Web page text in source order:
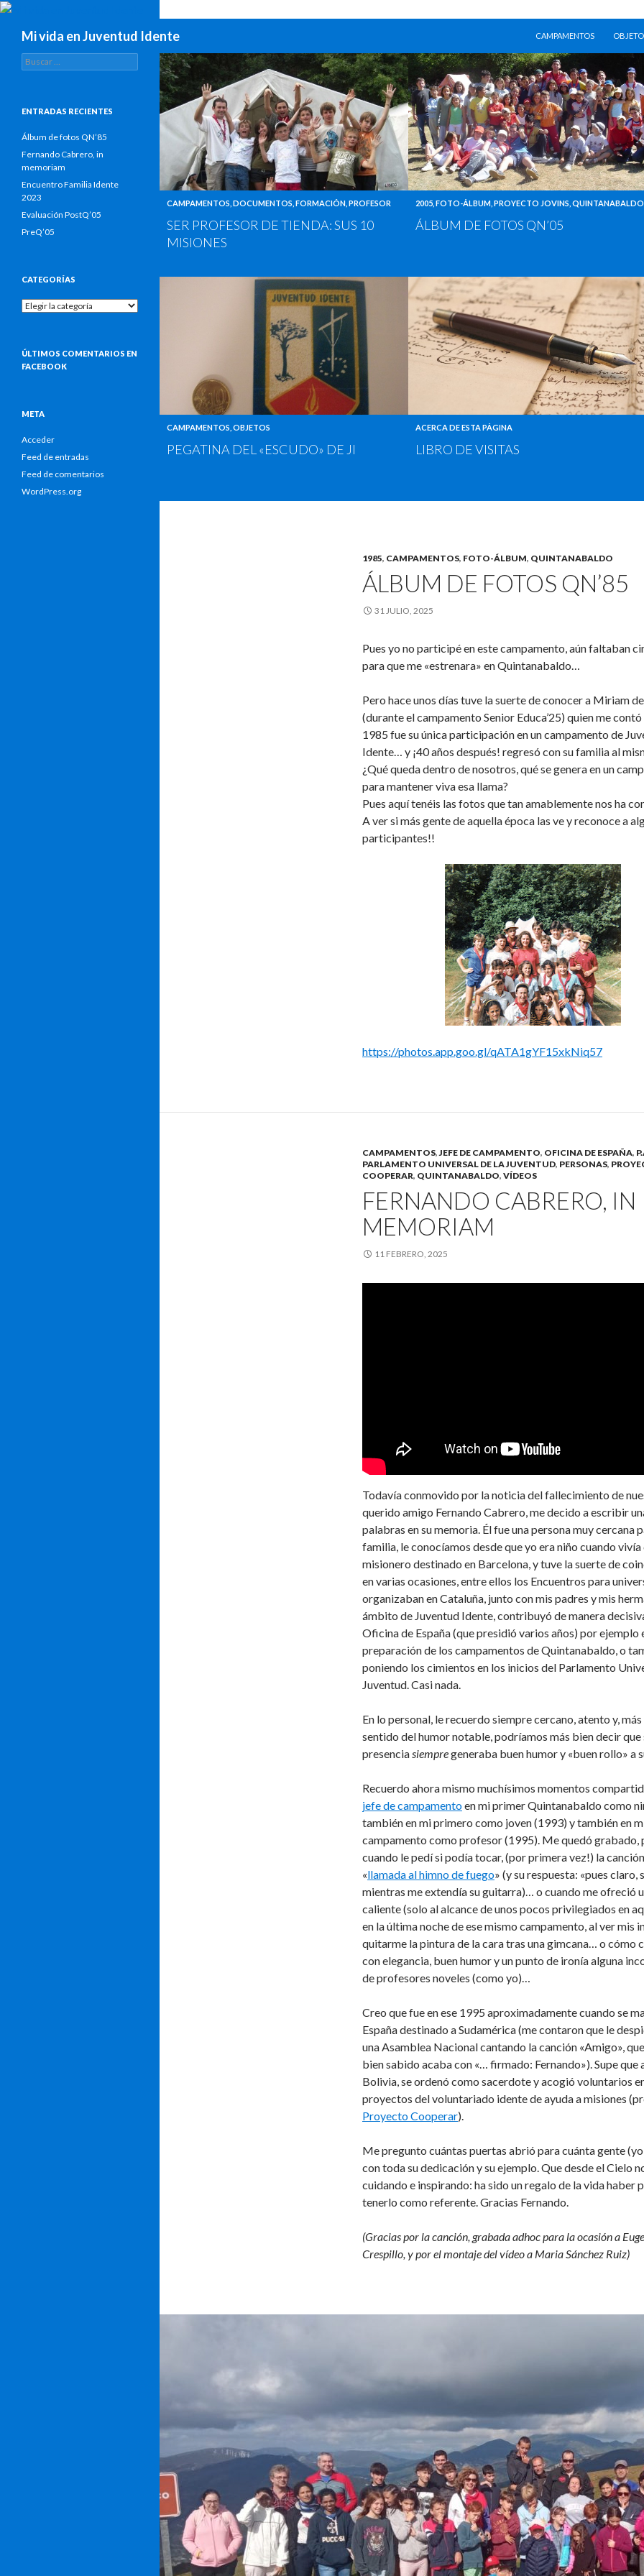
Mi vida en Juventud Idente
CAMPAMENTOS
CAMPAMENTOS DOCUMENTOS FORMACIÓN PROFESOR
SER PROFESOR DE TIENDA: SUS 10
MISIONES
2005 FOTO-ÁLBUM PROYECTO JOVINS QUINTANABALDO
ÁLBUM DE FOTOS QN’05
CAMPAMENTOS OBJETOS
PEGATINA DEL «ESCUDO» DE JI
ACERCA DE ESTA PÁGINA
LIBRO DE VISITAS
1985, CAMPAMENTOS, FOTO-ÁLBUM, QUINTANABALDO
ÁLBUM DE FOTOS QN’85
31 JULIO, 2025
Pues yo no participé en este campamento, aún faltaban
para que me «estrenara» en Quintanabaldo…
Pero hace unos días tuve la suerte de conocer a Miriam
(durante el campamento Senior Educa’25) quien me contó
1985 fue su única participación en un campamento de
Idente… y ¡40 años después! regresó con su familia al
¿Qué queda dentro de nosotros, qué se genera en un
para mantener viva esa llama?
Pues aquí tenéis las fotos que tan amablemente nos ha
A ver si más gente de aquella época las ve y reconoce a
participantes!!
https://photos.app.goo.gl/qATA1gYF15xkNiq57
CAMPAMENTOS,JEFE DE CAMPAMENTO, OFICINA DE ESPAÑA,
PARLAMENTO UNIVERSAL DE LA JUVENTUD, PERSONAS,
COOPERAR, QUINTANABALDO, VÍDEOS
FERNANDO CABRERO, IN
MEMORIAM
11 FEBRERO, 2025
Todavía conmovido por la noticia del fallecimiento de
querido amigo Fernando Cabrero, me decido a escribir
palabras en su memoria. Él fue una persona muy cercana
familia, le conocíamos desde que yo era niño cuando vivía
misionero destinado en Barcelona, y tuve la suerte de
en varias ocasiones, entre ellos los Encuentros para
organizaban en Cataluña, junto con mis padres y mis
ámbito de Juventud Idente, contribuyó de manera
Oficina de España (que presidió varios años) por ejemplo
preparación de los campamentos de Quintanabaldo, o
poniendo los cimientos en los inicios del Parlamento
Juventud. Casi nada.
En lo personal, le recuerdo siempre cercano, atento y, más
sentido del humor notable, podríamos más bien decir que
presencia siempregeneraba buen humor y «buen rollo» a
Recuerdo ahora mismo muchísimos momentos
jefe de campamentoen mi primer Quintanabaldo como
también en mi primero como joven (1993) y también en
campamento como profesor (1995). Me quedó grabado,
cuando le pedí si podía tocar, (por primera vez!) la
«llamada al himno de fuego» (y su respuesta: «pues claro,
mientras me extendía su guitarra)… o cuando me ofreció
caliente (solo al alcance de unos pocos privilegiados en
en la última noche de ese mismo campamento, al ver mis
quitarme la pintura de la cara tras una gimcana… o cómo
con elegancia, buen humor y un punto de ironía alguna
de profesores noveles (como yo)…
Creo que fue en ese 1995 aproximadamente cuando se
España destinado a Sudamérica (me contaron que le
una Asamblea Nacional cantando la canción «Amigo»,
bien sabido acaba con «… firmado: Fernando»). Supe que
Bolivia, se ordenó como sacerdote y acogió voluntarios
proyectos del voluntariado idente de ayuda a misiones
Proyecto Cooperar).
Me pregunto cuántas puertas abrió para cuánta gente
con toda su dedicación y su ejemplo. Que desde el Cielo
cuidando e inspirando: ha sido un regalo de la vida haber
tenerlo como referente. Gracias Fernando.
(Gracias por la canción, grabada adhoc para la ocasión a
Crespillo, y por el montaje del vídeo a Maria Sánchez Ruiz)
Buscar:
ENTRADAS RECIENTES
Álbum de fotos QN’85
Fernando Cabrero, in
memoriam
Encuentro Familia Idente
2023
Evaluación PostQ’05
PreQ’05
CATEGORÍAS
Categorías
ÚLTIMOS COMENTARIOS EN
FACEBOOK
META
Acceder
Feed de entradas
Feed de comentarios
WordPress.org